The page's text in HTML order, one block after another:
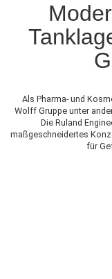
Als Pharma- und
Wolff Gruppe unter
Die Ruland
maßgeschneidertes
für